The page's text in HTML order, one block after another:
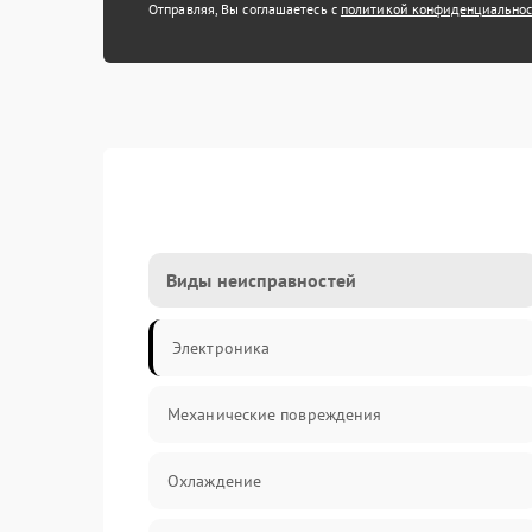
Отправляя, Вы соглашаетесь с политикой
Виды неисправностей
Электроника
Механические повреждения
Охлаждение